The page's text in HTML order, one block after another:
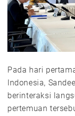
Pada hari
Indonesia,
berinteraksi
pertemuan